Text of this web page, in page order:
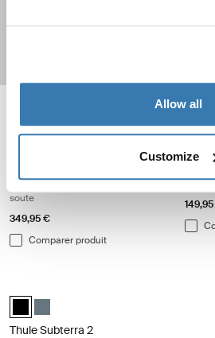
Allow all
Customize
Thule Chasm valise fourre-tout à roulettes
Thule Chasm wheeled duffel suitcase
Thule Chasm wheeled duffel
Thule Chasm wheeled duffel
valise fourre-tout à roulettes de
soute
349,95 €
Comparer produit
Thule
sac
Thule Subterra wheeled duffel Noir
Thule Subterra wheeled duffel
Thule Subterra 2